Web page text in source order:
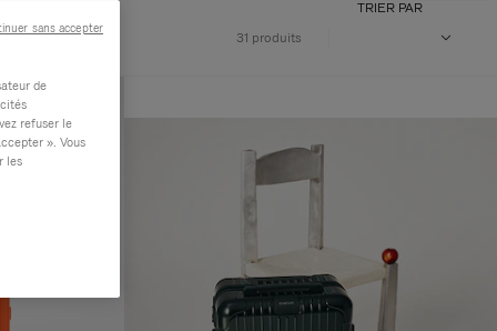
31 produits
TRIER PAR
de
refuser le
». Vous
les
sans accepter